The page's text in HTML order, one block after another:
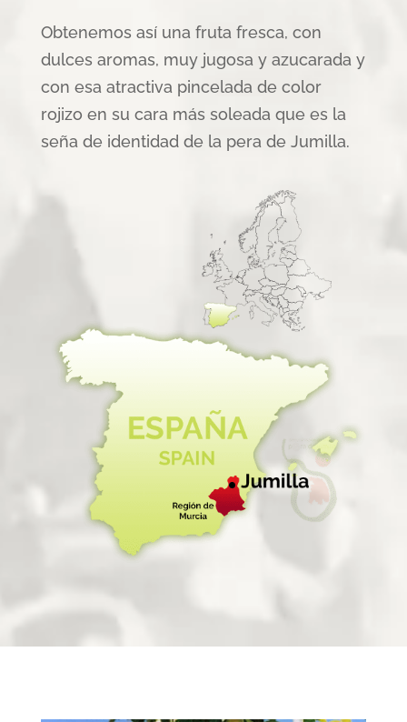
Obtenemos así una fruta fresca, con
dulces aromas, muy jugosa y azucarada y
con esa atractiva pincelada de color
rojizo en su cara más soleada que es la
seña de identidad de la pera de Jumilla.